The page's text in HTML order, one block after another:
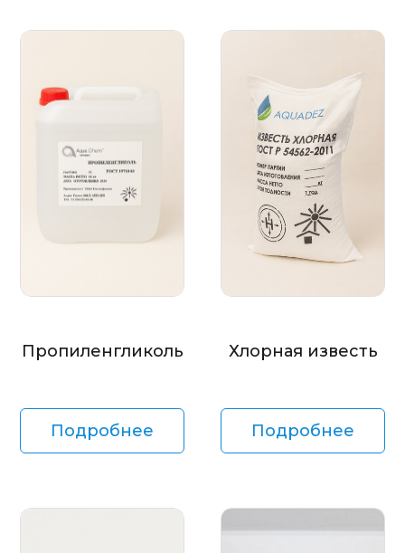
Пропиленгликоль
Подробнее
Хлорная известь
Подробнее